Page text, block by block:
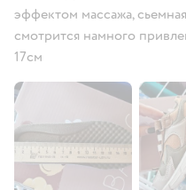
эффектом массажа,
смотрится намного
17см